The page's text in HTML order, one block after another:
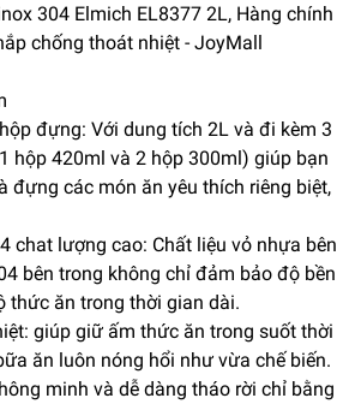
304 Elmich EL8377 2L, Hàng chính
chống thoát nhiệt - JoyMall
đựng: Với dung tích 2L và đi kèm 3
hộp 420ml và 2 hộp 300ml) giúp bạn
đựng các món ăn yêu thích riêng biệt,
chat lượng cao: Chất liệu vỏ nhựa bên
bên trong không chỉ đảm bảo độ bền
thức ăn trong thời gian dài.
giúp giữ ấm thức ăn trong suốt thời
ăn luôn nóng hổi như vừa chế biến.
minh và dễ dàng tháo rời chỉ bằng